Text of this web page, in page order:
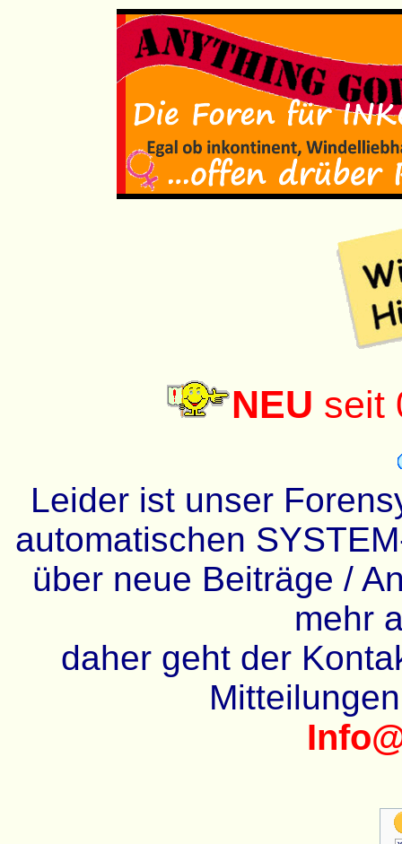
NEU seit
Leider ist unser
automatischen
über neue Beiträge /
mehr
daher geht der